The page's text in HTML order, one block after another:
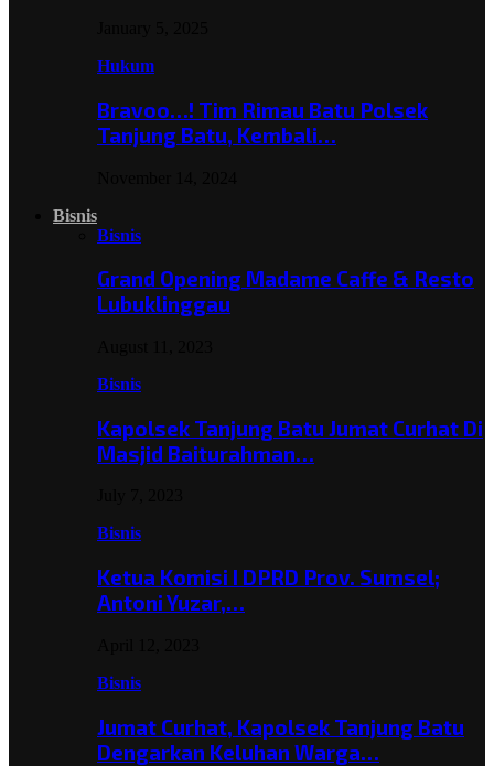
Hukum
Bravoo…! Tim Rimau Batu Polsek
Tanjung Batu, Kembali…
Bisnis
Bisnis
Grand Opening Madame Caffe & Resto
Lubuklinggau
Bisnis
Kapolsek Tanjung Batu Jumat Curhat Di
Masjid Baiturahman…
Bisnis
Ketua Komisi I DPRD Prov. Sumsel;
Antoni Yuzar,…
Bisnis
Jumat Curhat, Kapolsek Tanjung Batu
Dengarkan Keluhan Warga…